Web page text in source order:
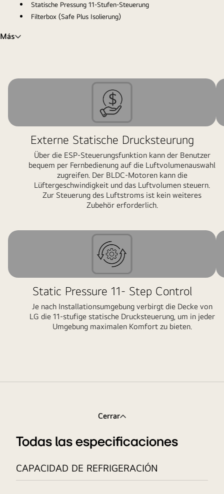
Statische Pressung 11-Stufen-Steuerung
Filterbox (Safe Plus Isolierung)
Más
Externe Statische Drucksteurung
Über die ESP-Steuerungsfunktion kann der Benutzer
bequem per Fernbedienung auf die Luftvolumenauswahl
zugreifen. Der BLDC-Motoren kann die
Lüftergeschwindigkeit und das Luftvolumen steuern.
Zur Steuerung des Luftstroms ist kein weiteres
Zubehör erforderlich.
Static Pressure 11- Step Control
Je nach Installationsumgebung verbirgt die Decke von
LG die 11-stufige statische Drucksteuerung, um in jeder
Umgebung maximalen Komfort zu bieten.
Cerrar
Todas las especificaciones
CAPACIDAD DE REFRIGERACIÓN